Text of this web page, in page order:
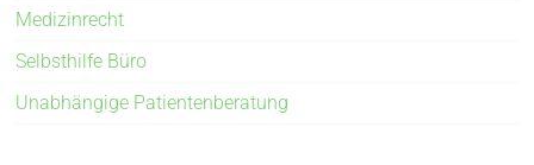
Medizinrecht
Selbsthilfe Büro
Unabhängige Patientenberatung